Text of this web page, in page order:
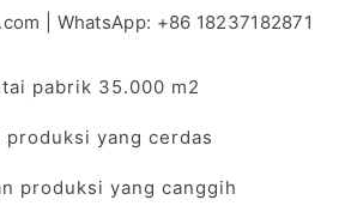
| WhatsApp: +86 18237182871
pabrik 35.000 m2
produksi yang cerdas
produksi yang canggih